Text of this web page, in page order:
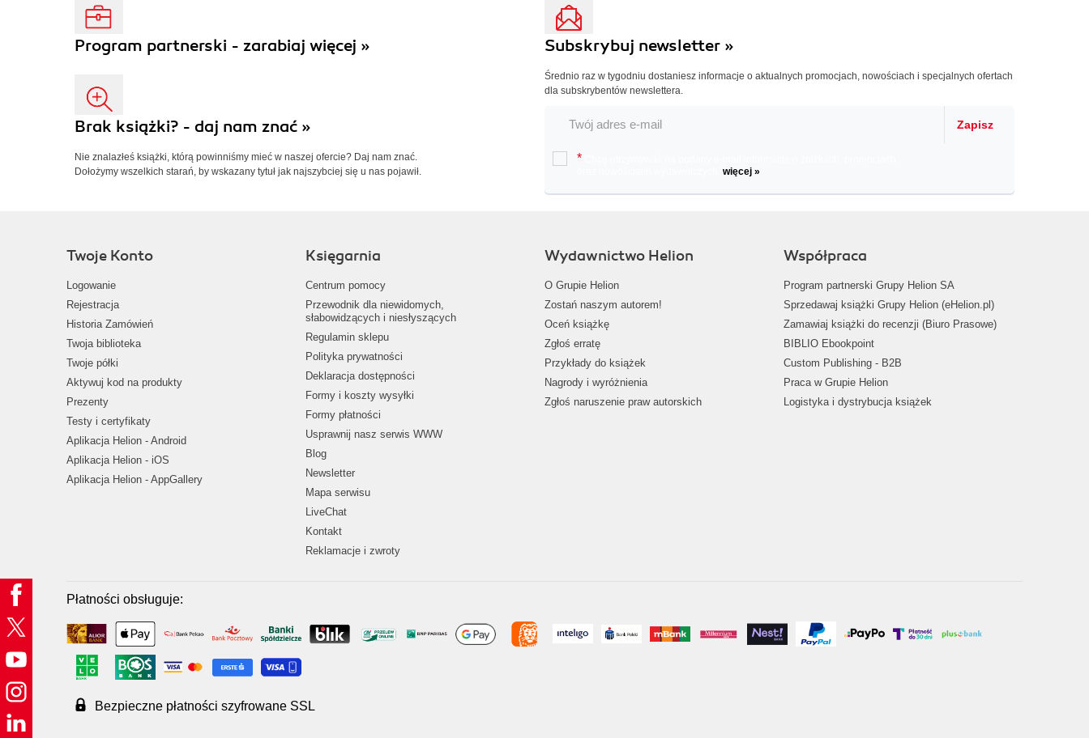
Program partnerski - zarabiaj więcej »
Brak książki? - daj nam znać »
Nie znalazłeś książki, którą powinniśmy mieć w naszej ofercie? Daj nam znać.
Dołożymy wszelkich starań, by wskazany tytuł jak najszybciej się u nas pojawił.
Subskrybuj newsletter »
Średnio raz w tygodniu dostaniesz informacje o aktualnych promocjach, nowościach i specjalnych ofertach
dla subskrybentów newslettera.
Zapisz
*
więcej »
Twoje Konto
Logowanie
Rejestracja
Historia Zamówień
Twoja biblioteka
Twoje półki
Aktywuj kod na produkty
Prezenty
Testy i certyfikaty
Aplikacja Helion - Android
Aplikacja Helion - iOS
Aplikacja Helion - AppGallery
Księgarnia
Centrum pomocy
Przewodnik dla niewidomych,
słabowidzących i niesłyszących
Regulamin sklepu
Polityka prywatności
Deklaracja dostępności
Formy i koszty wysyłki
Formy płatności
Usprawnij nasz serwis WWW
Blog
Newsletter
Mapa serwisu
LiveChat
Kontakt
Reklamacje i zwroty
Wydawnictwo Helion
O Grupie Helion
Zostań naszym autorem!
Oceń książkę
Zgłoś erratę
Przykłady do książek
Nagrody i wyróżnienia
Zgłoś naruszenie praw autorskich
Współpraca
Program partnerski Grupy Helion SA
Sprzedawaj książki Grupy Helion (eHelion.pl)
Zamawiaj książki do recenzji (Biuro Prasowe)
BIBLIO Ebookpoint
Custom Publishing - B2B
Praca w Grupie Helion
Logistyka i dystrybucja książek
Płatności obsługuje:
Bezpieczne płatności szyfrowane SSL